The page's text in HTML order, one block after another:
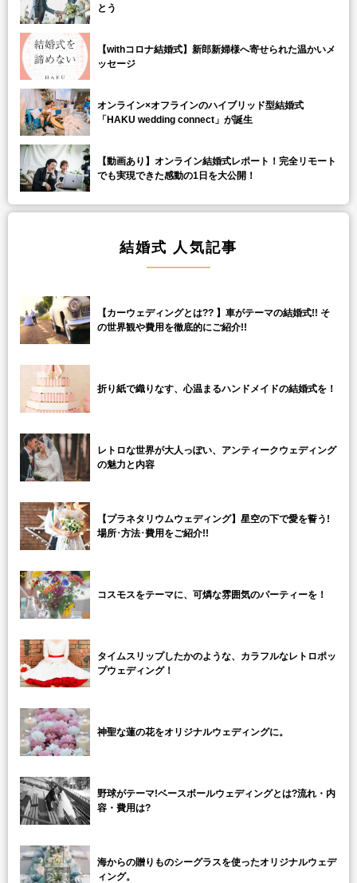
とう
【withコロナ結婚式】新郎新婦様へ寄せられた温かいメ
ッセージ
オンライン×オフラインのハイブリッド型結婚式
「HAKU wedding connect」が誕生
【動画あり】オンライン結婚式レポート！完全リモート
でも実現できた感動の1日を大公開！
結婚式 人気記事
【カーウェディングとは?? 】車がテーマの結婚式!! そ
の世界観や費用を徹底的にご紹介!!
折り紙で織りなす、心温まるハンドメイドの結婚式を！
レトロな世界が大人っぽい、アンティークウェディング
の魅力と内容
【プラネタリウムウェディング】星空の下で愛を誓う!
場所･方法･費用をご紹介!!
コスモスをテーマに、可燐な雰囲気のパーティーを！
タイムスリップしたかのような、カラフルなレトロポッ
プウェディング！
神聖な蓮の花をオリジナルウェディングに。
野球がテーマ!ベースボールウェディングとは?流れ・内
容・費用は?
海からの贈りものシーグラスを使ったオリジナルウェデ
ィング。